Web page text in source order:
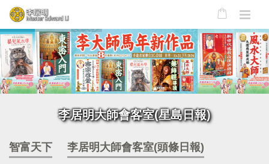
李居明大師會客室(星島日報)
智富天下 李居明大師會客室(頭條日報)